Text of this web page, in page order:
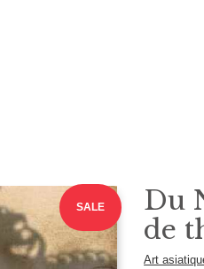
SALE
Du
de
Art